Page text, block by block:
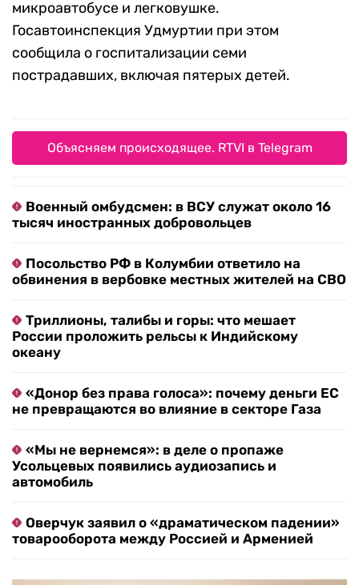
микроавтобусе и легковушке.
Госавтоинспекция Удмуртии при этом
сообщила о госпитализации семи
пострадавших, включая пятерых детей.
Объясняем происходящее. RTVI в Telegram
Военный омбудсмен: в ВСУ служат около 16
тысяч иностранных добровольцев
Посольство РФ в Колумбии ответило на
обвинения в вербовке местных жителей на СВО
Триллионы, талибы и горы: что мешает
России проложить рельсы к Индийскому
океану
«Донор без права голоса»: почему деньги ЕС
не превращаются во влияние в секторе Газа
«Мы не вернемся»: в деле о пропаже
Усольцевых появились аудиозапись и
автомобиль
Оверчук заявил о «драматическом падении»
товарооборота между Россией и Арменией